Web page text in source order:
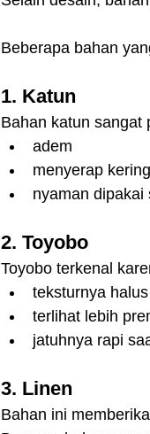
Beberapa bahan
1. Katun
Bahan katun sangat
adem
menyerap
nyaman dipakai
2. Toyobo
Toyobo terkenal
teksturnya halus
terlihat lebih
jatuhnya rapi
3. Linen
Bahan ini